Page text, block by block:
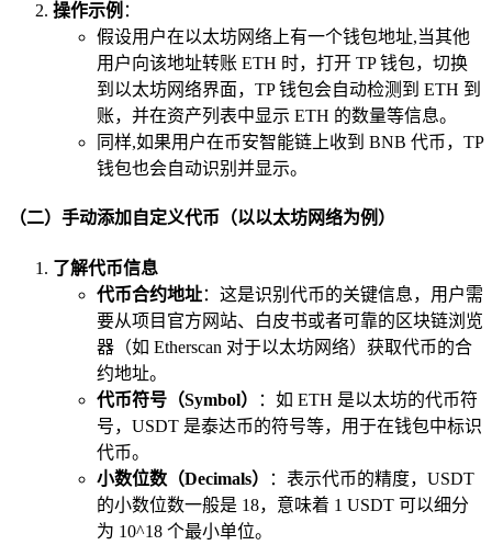
操作示例 ：
假设用户在以太坊网络上有一个钱包地址,当其他
用户向该地址转账 ETH 时，打开 TP 钱包，切换
到以太坊网络界面，TP 钱包会自动检测到 ETH 到
账，并在资产列表中显示 ETH 的数量等信息。
同样,如果用户在币安智能链上收到 BNB 代币，TP
钱包也会自动识别并显示。
（二）手动添加自定义代币（以以太坊网络为例）
了解代币信息
代币合约地址：这是识别代币的关键信息，用户需
要从项目官方网站、白皮书或者可靠的区块链浏览
器（如 Etherscan 对于以太坊网络）获取代币的合
约地址。
代币符号（Symbol）
：如 ETH 是以太坊的代币符
号，USDT 是泰达币的符号等，用于在钱包中标识
代币。
小数位数（Decimals）
：表示代币的精度，USDT
的小数位数一般是 18，意味着 1 USDT 可以细分
为 10^18 个最小单位。